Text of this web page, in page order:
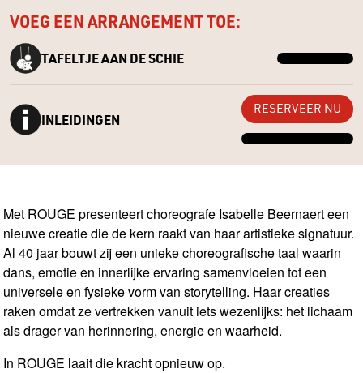
Met ROUGE presenteert choreografe Isabelle Beernaert een
nieuwe creatie die de kern raakt van haar artistieke signatuur.
Al 40 jaar bouwt zij een unieke choreografische taal waarin
dans, emotie en innerlijke ervaring samenvloeien tot een
universele en fysieke vorm van storytelling. Haar creaties
raken omdat ze vertrekken vanuit iets wezenlijks: het lichaam
als drager van herinnering, energie en waarheid.
In ROUGE laait die kracht opnieuw op.
VOEG EEN ARRANGEMENT TOE:
TAFELTJE AAN DE SCHIE MEER INFO →
INLEIDINGEN
RESERVEER NU